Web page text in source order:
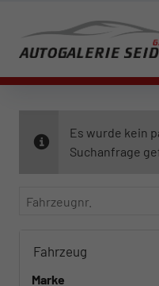
Es wurde kein
Suchanfrage
Fahrzeugnr.
Fahrzeug
Marke